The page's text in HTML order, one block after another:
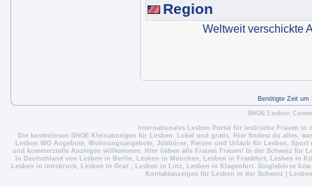
Region
Weltweit verschickte
Benötigte Zeit um
SHOE Lesben
Internationales Lesben Portal für lesbische Frauen in
Die kostenlosen SHOE Kleinanzeigen für Lesben. Lokal und gratis. Hier findest du alles,
Lesben WG Angebote, Wohnungsangebote, Jobbörse, Reisen und Urlaub für Lesben, Sport
und kommerzielle Anzeigen willkommen. Hier lieben alle Frauen Frauen! In der Schweiz für
In Deutschland von Lesben in Berlin, Lesben in München, Lesben in Frankfurt, Lesben in
Lesben in Innsbruck, Lesben in Graz , Lesben in Linz, Lesben in Klagenfurt. Singlebörse
Kontaktanzeigen für Lesben in der Schweiz